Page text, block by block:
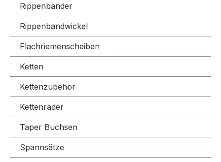
Rippenbänder
Rippenbandwickel
Flachriemenscheiben
Ketten
Kettenzubehör
Kettenräder
Taper Buchsen
Spannsätze